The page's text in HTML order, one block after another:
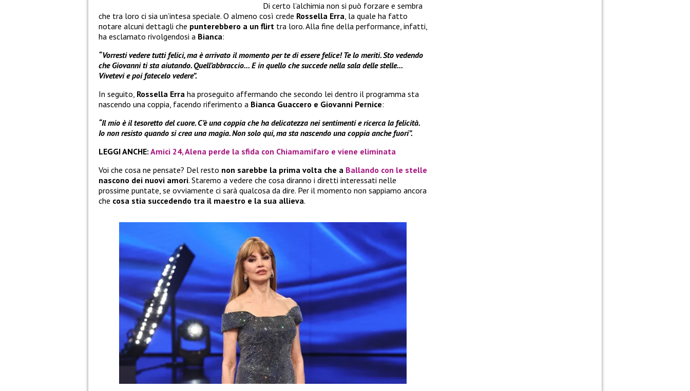
Di certo l’alchimia non si può forzare e sembra
che tra loro ci sia un’intesa speciale. O almeno così crede Rossella Erra, la quale ha fatto
notare alcuni dettagli che punterebbero a un flirt tra loro. Alla fine della performance, infatti,
ha esclamato rivolgendosi a Bianca:
“Vorresti vedere tutti felici, ma è arrivato il momento per te di essere felice! Te lo meriti. Sto vedendo
che Giovanni ti sta aiutando. Quell’abbraccio… E in quello che succede nella sala delle stelle…
Vivetevi e poi fatecelo vedere”.
In seguito, Rossella Erra ha proseguito affermando che secondo lei dentro il programma sta
nascendo una coppia, facendo riferimento a Bianca Guaccero e Giovanni Pernice:
“Il mio è il tesoretto del cuore. C’è una coppia che ha delicatezza nei sentimenti e ricerca la felicità.
Io non resisto quando si crea una magia. Non solo qui, ma sta nascendo una coppia anche fuori”.
LEGGI ANCHE: Amici 24, Alena perde la sfida con Chiamamifaro e viene eliminata
Voi che cosa ne pensate? Del resto non sarebbe la prima volta che a Ballando con le stelle
nascono dei nuovi amori. Staremo a vedere che cosa diranno i diretti interessati nelle
prossime puntate, se ovviamente ci sarà qualcosa da dire. Per il momento non sappiamo ancora
che cosa stia succedendo tra il maestro e la sua allieva.